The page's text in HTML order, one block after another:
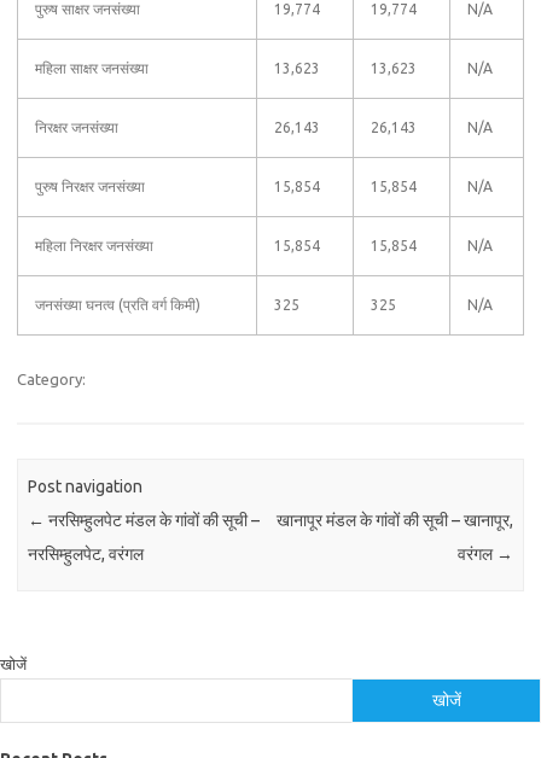
पुरुष साक्षर जनसंख्या 19,774 19,774 N/A
महिला साक्षर जनसंख्या 13,623 13,623 N/A
निरक्षर जनसंख्या 26,143 26,143 N/A
पुरुष निरक्षर जनसंख्या 15,854 15,854 N/A
महिला निरक्षर जनसंख्या 15,854 15,854 N/A
जनसंख्या घनत्व (प्रति वर्ग किमी) 325 325 N/A
Category:
Post navigation
← नरसिम्हुलपेट मंडल के गांवों की सूची –
नरसिम्हुलपेट, वरंगल
खानापूर मंडल के गांवों की सूची – खानापूर,
वरंगल →
खोजें
खोजें